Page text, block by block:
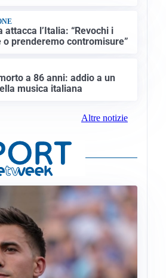
attacca l’Italia: “Revochi i
prenderemo contromisure”
a 86 anni: addio a un
musica italiana
Altre notizie